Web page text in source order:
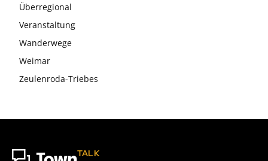
Überregional
Veranstaltung
Wanderwege
Weimar
Zeulenroda-Triebes
TALK